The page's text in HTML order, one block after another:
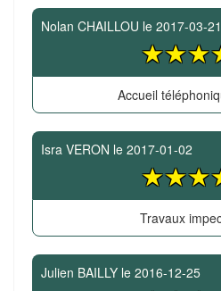
Nolan CHAILLOU le 2017-03-21
Accueil
Isra VERON le 2017-01-02
Travaux
Julien BAILLY le 2016-12-25